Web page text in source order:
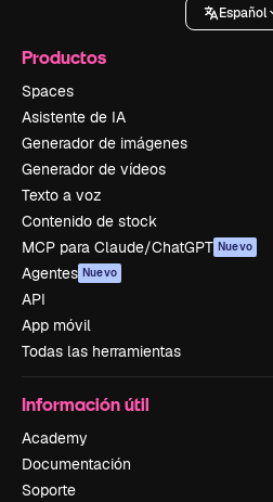
Español
Productos
Spaces
Asistente de IA
Generador de imágenes
Generador de vídeos
Texto a voz
Contenido de stock
MCP para Claude/ChatGPT Nuevo
Agentes Nuevo
API
App móvil
Todas las herramientas
Información útil
Academy
Documentación
Soporte